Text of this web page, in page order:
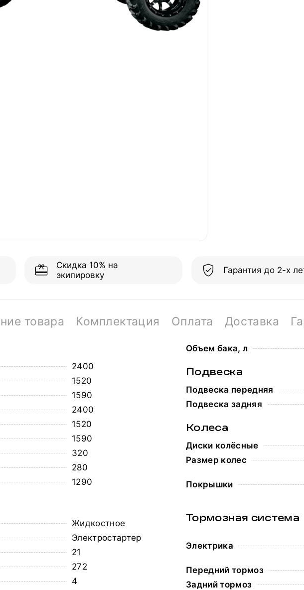
Скидка 10% на
экипировку
Гарантия до 2-х
товара Комплектация Оплата Доставка
2400
1520
1590
2400
1520
1590
320
280
1290
Жидкостное
Электростартер
21
272
4
Объем бака, л
Подвеска
Подвеска передняя
Подвеска задняя
Колеса
Диски колёсные
Размер колес
Покрышки
Тормозная система
Электрика
Передний тормоз
Задний тормоз